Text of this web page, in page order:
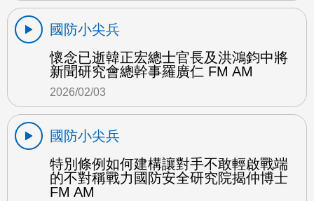
國防小尖兵
懷念已逝韓正宏總士官長及洪鴻鈞中將
新聞研究會總幹事羅廣仁 FM AM
2026/02/03
國防小尖兵
特別條例如何建構讓對手不敢輕啟戰端
的不對稱戰力國防安全研究院揭仲博士
FM AM